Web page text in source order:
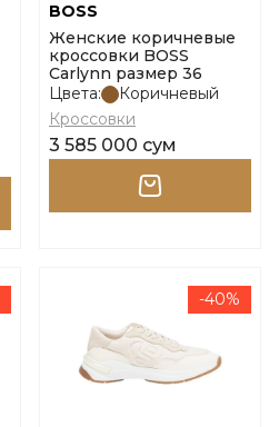
BOSS
Женские коричневые
кроссовки BOSS
Carlynn размер 36
Цвета:
Коричневый
Кроссовки
3 585 000 сум
-40%